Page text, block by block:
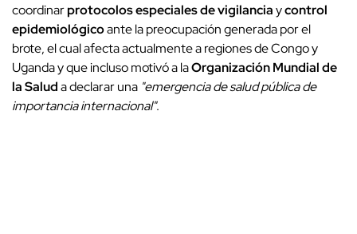
coordinarprotocolos especiales de vigilanciaycontrol
epidemiológicoante la preocupación generada por el
brote, el cual afecta actualmente a regiones de Congo y
Uganda y que incluso motivó a laOrganización Mundial de
la Saluda declarar una "emergencia de salud pública de
importancia internacional".